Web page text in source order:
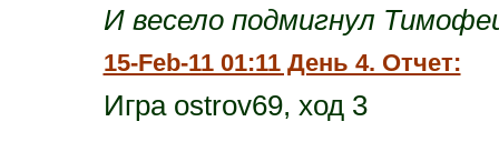
И весело подмигнул
15-Feb-11 01:11 День 4. Отчет:
Игра ostrov69, ход 3